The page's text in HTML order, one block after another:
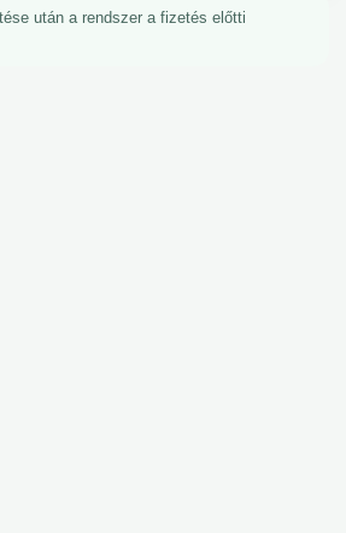
után a rendszer a fizetés előtti